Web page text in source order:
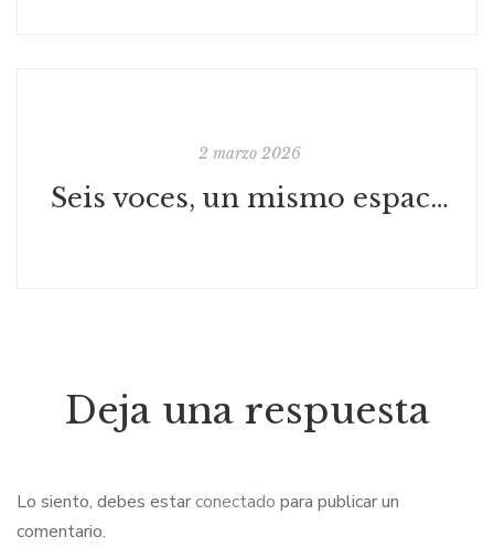
2 marzo 2026
Seis voces, un mismo espacio
Deja una respuesta
Lo siento, debes estarconectado para publicar un
comentario.